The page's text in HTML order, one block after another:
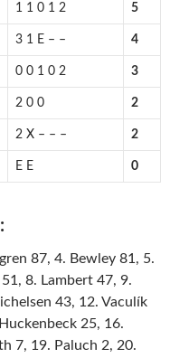
1 1 0 1 2 5
3 1 E – – 4
0 0 1 0 2 3
2 0 0 2
2 X – – – 2
E E 0
87, 4. Bewley 81, 5.
8. Lambert 47, 9.
43, 12. Vaculík
25, 16.
7, 19. Paluch 2, 20.